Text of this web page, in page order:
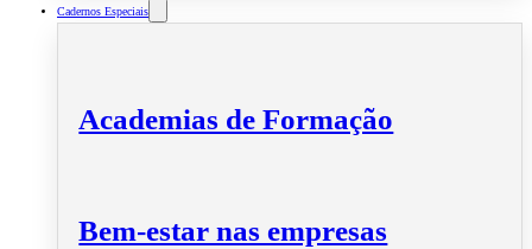
Cadernos Especiais
Academias de Formação
Bem-estar nas empresas